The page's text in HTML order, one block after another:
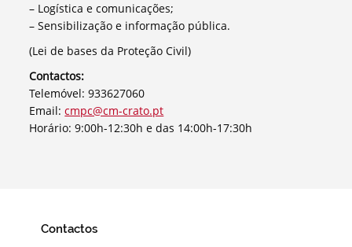
– Logística e comunicações;
– Sensibilização e informação pública.
(Lei de bases da Proteção Civil)
Contactos:
Telemóvel: 933627060
Email:cmpc@cm-crato.pt
Horário: 9:00h-12:30h e das 14:00h-17:30h
Contactos